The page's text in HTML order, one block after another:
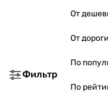
Фильтр
От
От
По
По